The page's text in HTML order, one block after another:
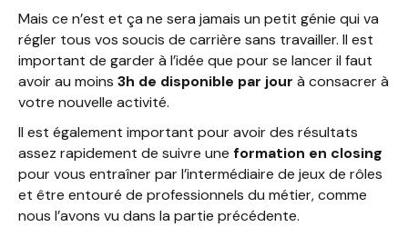
Mais ce n’est et ça ne sera jamais un petit génie qui va
régler tous vos soucis de carrière sans travailler. Il est
important de garder à l’idée que pour se lancer il faut
avoir au moins 3h de disponible par jour à consacrer à
votre nouvelle activité.
Il est également important pour avoir des résultats
assez rapidement de suivre une formation en closing
pour vous entraîner par l’intermédiaire de jeux de rôles
et être entouré de professionnels du métier, comme
nous l’avons vu dans la partie précédente.